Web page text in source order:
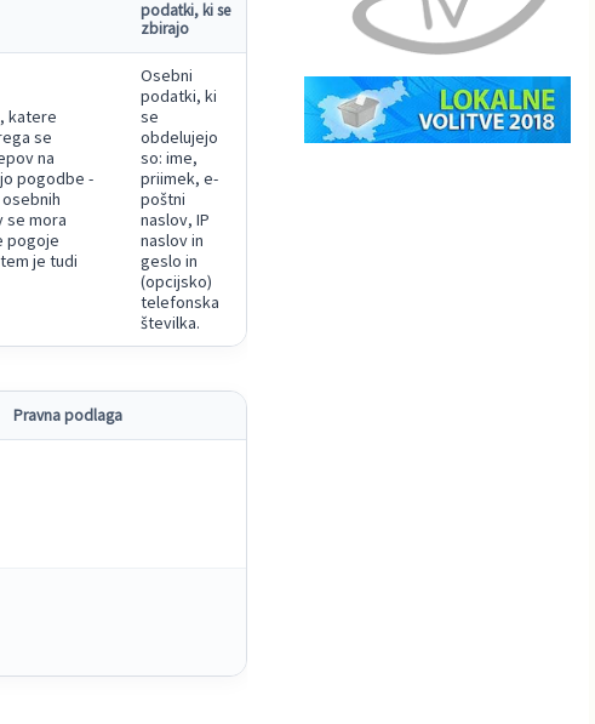
podatki, ki se
zbirajo
katere
se
na
pogodbe -
se mora
pogoje
je tudi
Osebni
podatki, ki
se
obdelujejo
so: ime,
priimek, e-
poštni
naslov, IP
naslov in
geslo in
(opcijsko)
telefonska
številka.
Pravna podlaga